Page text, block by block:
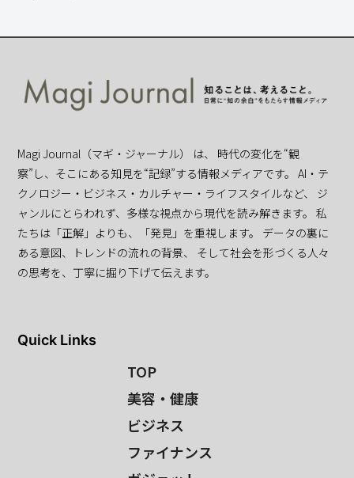
Magi Journal（マギ・ジャーナル） は、 時代の変化を“観
察”し、そこにある知見を“記録”する情報メディアです。 AI・テ
クノロジー・ビジネス・カルチャー・ライフスタイルなど、 ジ
ャンルにとらわれず、多様な視点から現代を読み解きます。 私
たちは「正解」よりも、「発見」を重視します。 データの裏に
ある意図、トレンドの流れの背景、 そして社会を形づくる人々
の思考を、丁寧に掘り下げて伝えます。
Quick Links
TOP
美容・健康
ビジネス
ファイナンス